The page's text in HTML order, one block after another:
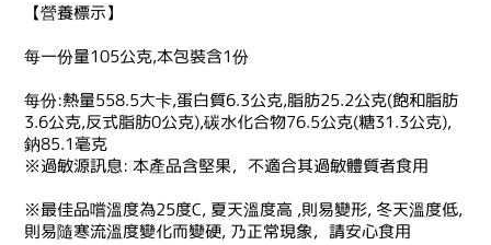
【營養標示】
每一份量105公克,本包裝含1份
每份:熱量558.5大卡,蛋白質6.3公克,脂肪25.2公克(飽和脂肪
3.6公克,反式脂肪0公克),碳水化合物76.5公克(糖31.3公克),
鈉85.1毫克
※過敏源訊息: 本產品含堅果，不適合其過敏體質者食用
※最佳品嚐溫度為25度C, 夏天溫度高 ,則易變形, 冬天溫度低,
則易隨寒流溫度變化而變硬, 乃正常現象，請安心食用